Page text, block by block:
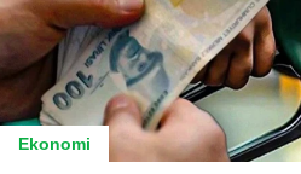
Ekonomi